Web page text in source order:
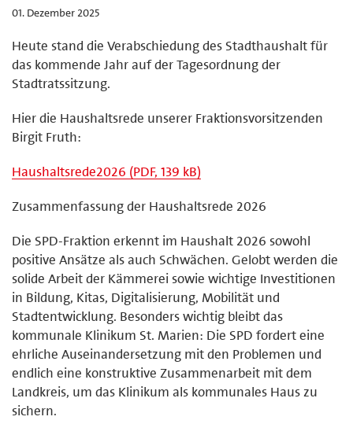
01. Dezember 2025
Heute stand die Verabschiedung des Stadthaushalt für
das kommende Jahr auf der Tagesordnung der
Stadtratssitzung.
Hier die Haushaltsrede unserer Fraktionsvorsitzenden
Birgit Fruth:
Haushaltsrede2026 (PDF, 139 kB)
Zusammenfassung der Haushaltsrede 2026
Die SPD-Fraktion erkennt im Haushalt 2026 sowohl
positive Ansätze als auch Schwächen. Gelobt werden die
solide Arbeit der Kämmerei sowie wichtige Investitionen
in Bildung, Kitas, Digitalisierung, Mobilität und
Stadtentwicklung. Besonders wichtig bleibt das
kommunale Klinikum St. Marien: Die SPD fordert eine
ehrliche Auseinandersetzung mit den Problemen und
endlich eine konstruktive Zusammenarbeit mit dem
Landkreis, um das Klinikum als kommunales Haus zu
sichern.